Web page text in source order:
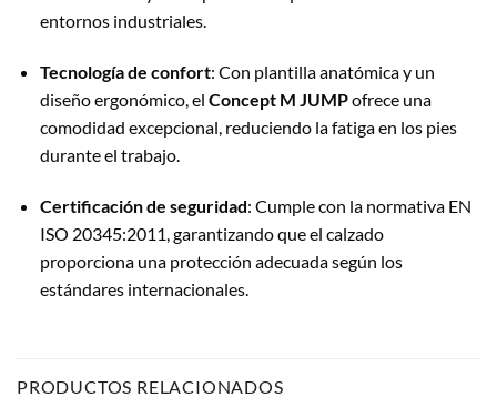
entornos industriales.
Tecnología de confort: Con plantilla anatómica y un
diseño ergonómico, el Concept M JUMPofrece una
comodidad excepcional, reduciendo la fatiga en los pies
durante el trabajo.
Certificación de seguridad: Cumple con la normativa EN
ISO 20345:2011, garantizando que el calzado
proporciona una protección adecuada según los
estándares internacionales.
PRODUCTOS RELACIONADOS